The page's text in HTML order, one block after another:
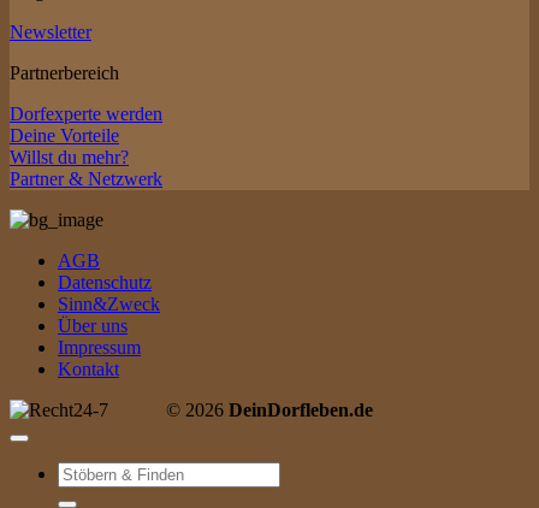
Newsletter
Partnerbereich
Dorfexperte werden
Deine Vorteile
Willst du mehr?
Partner & Netzwerk
AGB
Datenschutz
Sinn&Zweck
Über uns
Impressum
Kontakt
© 2026 DeinDorfleben.de
Suche
nach: